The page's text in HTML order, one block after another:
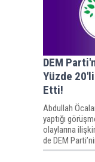
DEM
Yüzde
Etti!
Abdullah
yaptığı
olaylarına
de DEM
tespitler